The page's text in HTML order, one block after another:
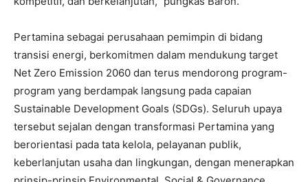
Pertamina sebagai perusahaan pemimpin di bidang
transisi energi, berkomitmen dalam mendukung target
Net Zero Emission 2060 dan terus mendorong program-
program yang berdampak langsung pada capaian
Sustainable Development Goals (SDGs). Seluruh upaya
tersebut sejalan dengan transformasi Pertamina yang
berorientasi pada tata kelola, pelayanan publik,
keberlanjutan usaha dan lingkungan, dengan menerapkan